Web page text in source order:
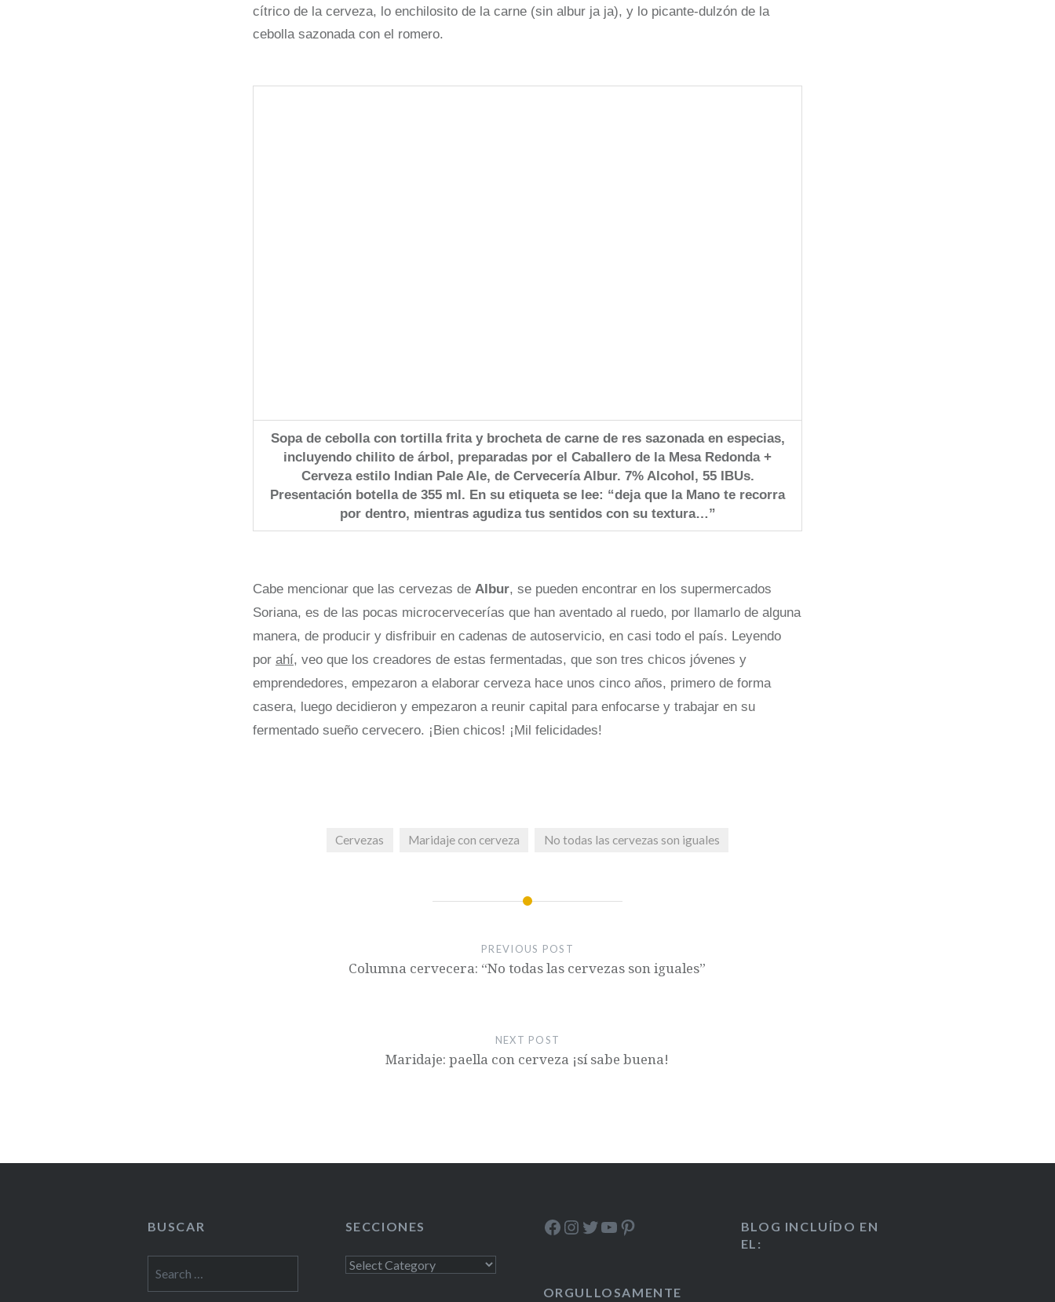
cítrico de la cerveza, lo enchilosito de la carne (sin albur ja ja), y lo picante-dulzón de la
cebolla sazonada con el romero.
Sopa de cebolla con tortilla frita y brocheta de carne de res sazonada en especias,
incluyendo chilito de árbol, preparadas por el Caballero de la Mesa Redonda +
Cerveza estilo Indian Pale Ale, de Cervecería Albur. 7% Alcohol, 55 IBUs.
Presentación botella de 355 ml. En su etiqueta se lee: “deja que la Mano te recorra
por dentro, mientras agudiza tus sentidos con su textura…”
Cabe mencionar que las cervezas de Albur, se pueden encontrar en los supermercados
Soriana, es de las pocas microcervecerías que han aventado al ruedo, por llamarlo de alguna
manera, de producir y disfribuir en cadenas de autoservicio, en casi todo el país. Leyendo
por ahí, veo que los creadores de estas fermentadas, que son tres chicos jóvenes y
emprendedores, empezaron a elaborar cerveza hace unos cinco años, primero de forma
casera, luego decidieron y empezaron a reunir capital para enfocarse y trabajar en su
fermentado sueño cervecero. ¡Bien chicos! ¡Mil felicidades!
Cervezas Maridaje con cerveza No todas las cervezas son iguales
PREVIOUS POST
Columna cervecera: “No todas las cervezas son iguales”
NEXT POST
Maridaje: paella con cerveza ¡sí sabe buena!
BUSCAR
for:
SECCIONES
Secciones
Facebook
Instagram
Twitter
YouTube
Pinterest
BLOG INCLUÍDO EN
EL:
ORGULLOSAMENTE